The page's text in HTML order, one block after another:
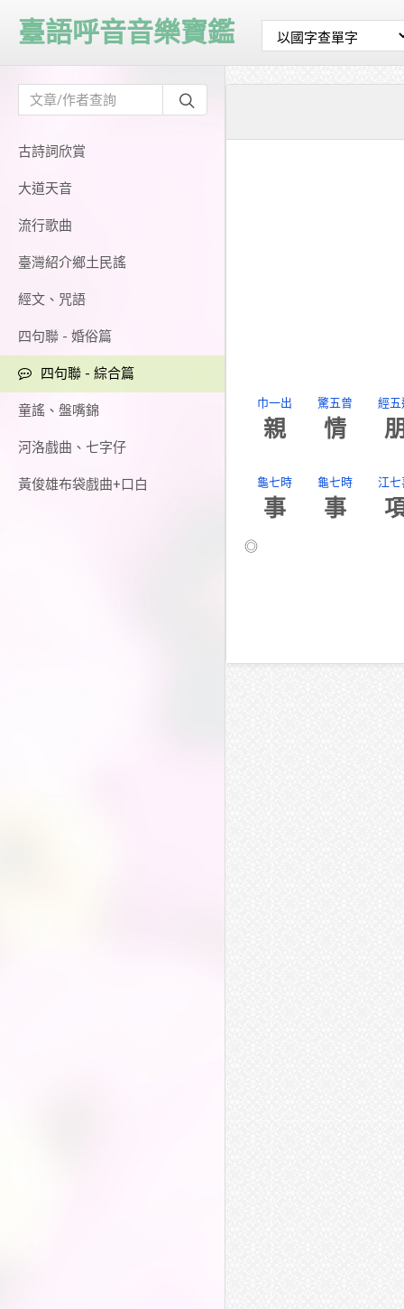
古詩詞欣賞
大道天音
流行歌曲
臺灣紹介鄉土民謠
經文、咒語
四句聯 - 婚俗篇
四句聯 - 綜合篇
童謠、盤嘴錦
河洛戲曲、七字仔
黃俊雄布袋戲曲+口白
臺語呼音音樂寶鑑
巾一出
親
驚五曾
情
經五
龜七時
事
龜七時
事
江七
◎